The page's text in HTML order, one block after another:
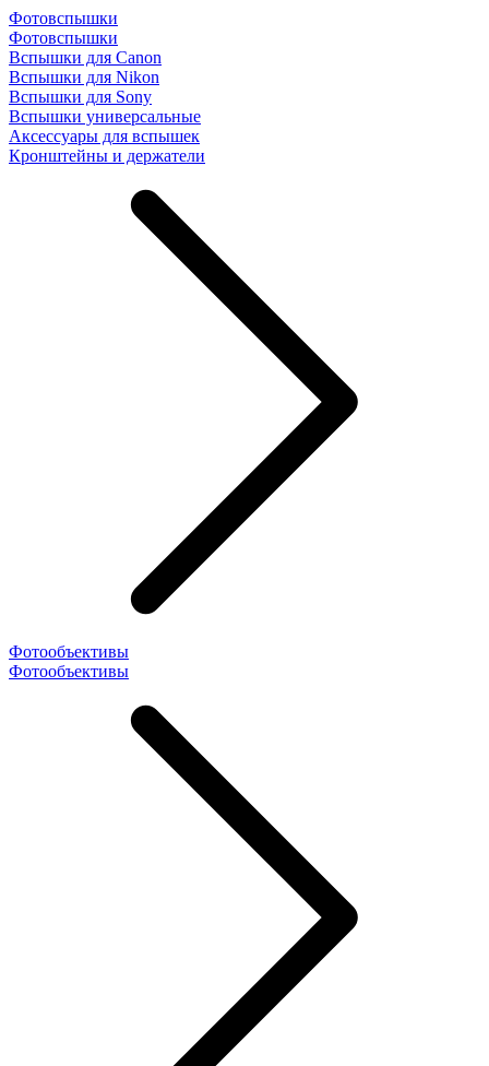
Фотовспышки
Фотовспышки
Вспышки для Canon
Вспышки для Nikon
Вспышки для Sony
Вспышки универсальные
Аксесcуары для вспышек
Кронштейны и держатели
Фотообъективы
Фотообъективы